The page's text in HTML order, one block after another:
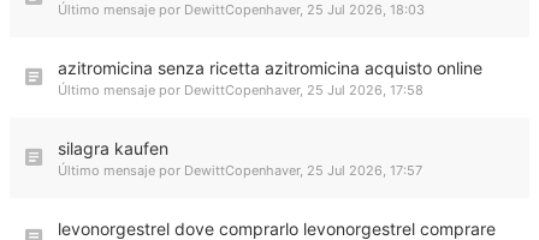
Último mensaje por DewittCopenhaver, 25 Jul 2026, 18:03
azitromicina senza ricetta azitromicina acquisto online
Último mensaje por DewittCopenhaver, 25 Jul 2026, 17:58
silagra kaufen
Último mensaje por DewittCopenhaver, 25 Jul 2026, 17:57
levonorgestrel dove comprarlo levonorgestrel comprare